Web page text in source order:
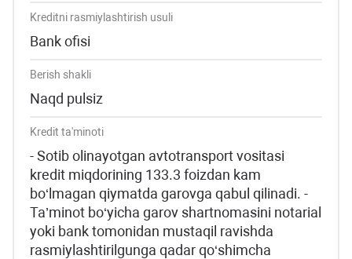
Kreditni rasmiylashtirish usuli
Bank ofisi
Berish shakli
Naqd pulsiz
Kredit ta'minoti
- Sotib olinayotgan avtotransport vositasi
kredit miqdorining 133.3 foizdan kam
bo‘lmagan qiymatda garovga qabul qilinadi. -
Ta’minot bo‘yicha garov shartnomasini notarial
yoki bank tomonidan mustaqil ravishda
rasmiylashtirilgunga qadar qo‘shimcha